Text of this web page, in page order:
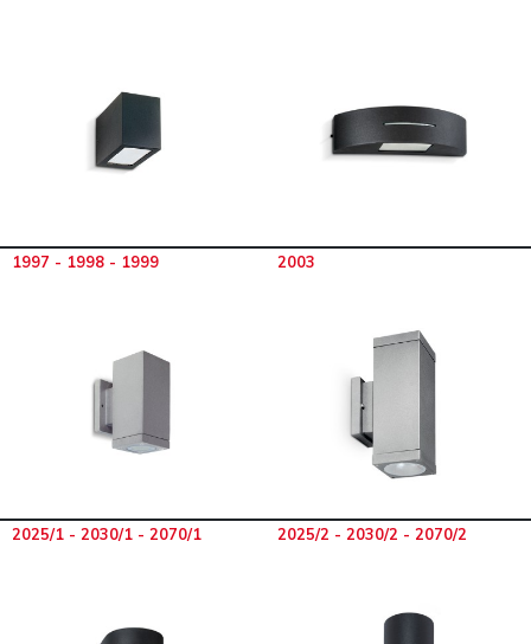
1997 - 1998 - 1999 2003
2025/1 - 2030/1 - 2070/1 2025/2 - 2030/2 - 2070/2